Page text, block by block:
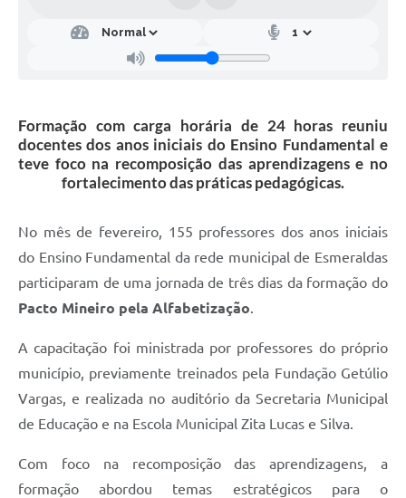
Formação com carga horária de 24 horas reuniu
docentes dos anos iniciais do Ensino Fundamental e
teve foco na recomposição das aprendizagens e no
fortalecimento das práticas pedagógicas.
No mês de fevereiro, 155 professores dos anos iniciais
do Ensino Fundamental da rede municipal de Esmeraldas
participaram de uma jornada de três dias da formação do
Pacto Mineiro pela Alfabetização
A capacitação foi ministrada por professores do próprio
município, previamente treinados pela Fundação Getúlio
Vargas, e realizada no auditório da Secretaria Municipal
de Educação e na Escola Municipal Zita Lucas e Silva.
Com foco na recomposição das aprendizagens, a
formação abordou temas estratégicos para o